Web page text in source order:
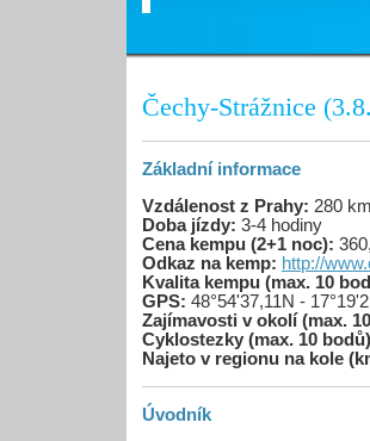
Čechy-Strážnice
Základní informace
Vzdálenost z Prahy: 280 km
Doba jízdy: 3-4 hodiny
Cena kempu (2+1 noc):
Odkaz na kemp: http://
Kvalita kempu (max. 10
GPS: 48°54'37,11N -
Zajímavosti v okolí (max.
Cyklostezky (max. 10
Najeto v regionu na kole
Úvodník